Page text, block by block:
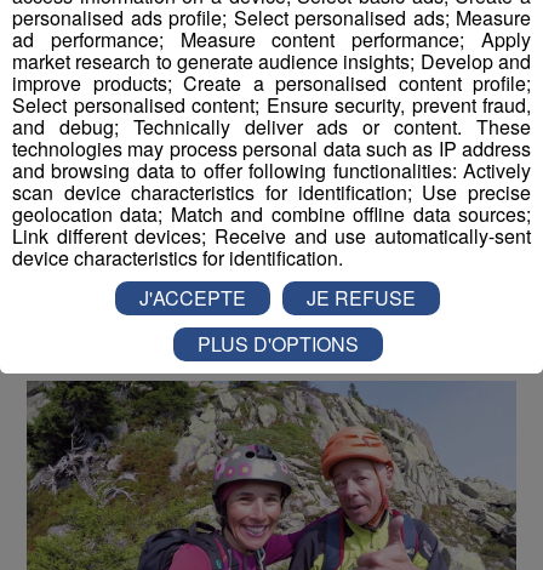
Testé Approuvé | Jessica en Via
Ferrata à la Flégère !
Publié par La rédaction Montblanclive-29 juin 2018 à 09h30
-Mis à jour le 16 août 2018 à 13h01
La Matinale des Super Lève-Tôt
Découverte
personalised ads profile; Select personalised ads; Measure
ad performance; Measure content performance; Apply
market research to generate audience insights; Develop and
improve products; Create a personalised content profile;
Select personalised content; Ensure security, prevent fraud,
and debug; Technically deliver ads or content. These
technologies may process personal data such as IP address
and browsing data to offer following functionalities: Actively
scan device characteristics for identification; Use precise
geolocation data; Match and combine offline data sources;
Link different devices; Receive and use automatically-sent
device characteristics for identification.
J'ACCEPTE
JE REFUSE
PLUS D'OPTIONS